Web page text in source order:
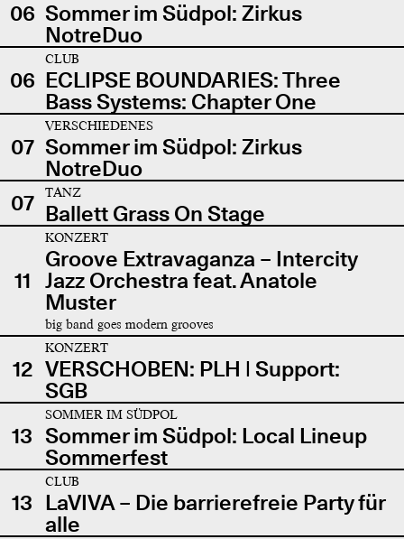
06 Sommer im Südpol: Zirkus
NotreDuo
06
CLUB
ECLIPSE BOUNDARIES: Three
Bass Systems: Chapter One
07
VERSCHIEDENES
Sommer im Südpol: Zirkus
NotreDuo
07
TANZ
Ballett Grass On Stage
11
KONZERT
Groove Extravaganza – Intercity
Jazz Orchestra feat. Anatole
Muster
big band goes modern grooves
12
KONZERT
VERSCHOBEN: PLH | Support:
SGB
13
SOMMER IM SÜDPOL
Sommer im Südpol: Local Lineup
Sommerfest
13
CLUB
LaVIVA – Die barrierefreie Party für
alle